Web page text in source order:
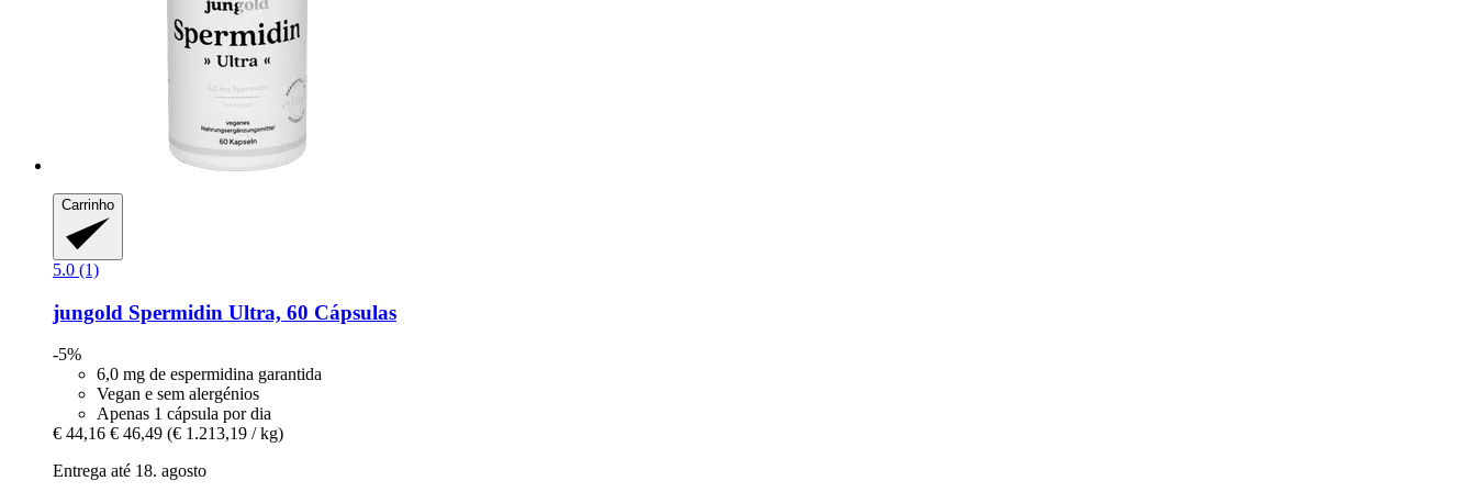
Carrinho
5.0 (1)
jungold Spermidin Ultra, 60 Cápsulas
-5%
6,0 mg de espermidina garantida
Vegan e sem alergénios
Apenas 1 cápsula por dia
€ 44,16 € 46,49 (€ 1.213,19 / kg)
Entrega até 18. agosto